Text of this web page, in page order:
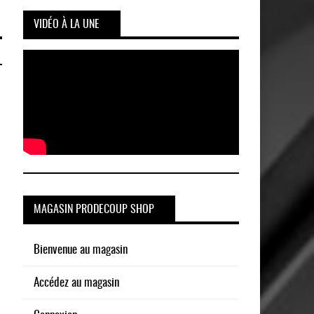
VIDÉO À LA UNE
MAGASIN PRODECOUP SHOP
Bienvenue au magasin
Accédez au magasin